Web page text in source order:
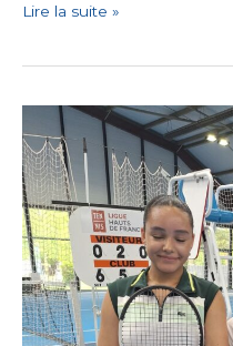
Lire la suite »
à
Sibylle
BRAURE
–
Championne
du
Nord
15/16
2024